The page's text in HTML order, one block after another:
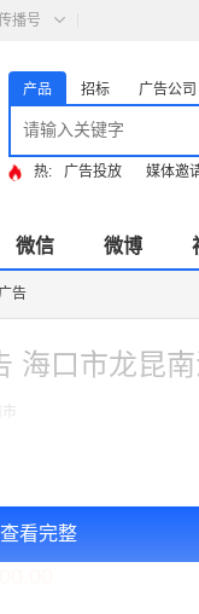
播号
产品 招标 广告公司
热: 广告投放 媒体邀
微信 微博
告
看完整
海口市龙昆
：以上价格按周合作